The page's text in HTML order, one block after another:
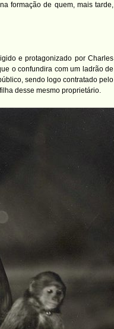
formação de quem, mais tarde,
e protagonizado por Charles
o confundira com um ladrão de
sendo logo contratado pelo
desse mesmo proprietário.